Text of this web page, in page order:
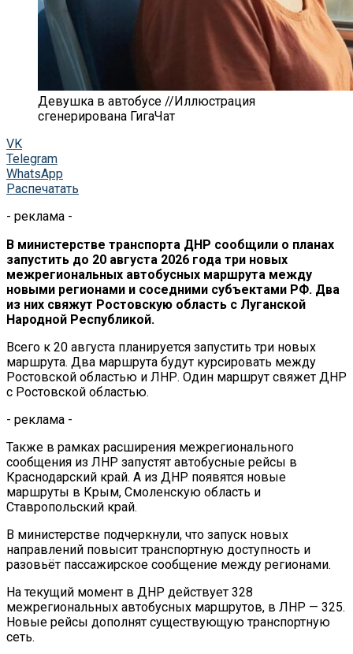
Девушка в автобусе //Иллюстрация
сгенерирована ГигаЧат
VK
Telegram
WhatsApp
Распечатать
- реклама -
В министерстве транспорта ДНР сообщили о планах
запустить до 20 августа 2026 года три новых
межрегиональных автобусных маршрута между
новыми регионами и соседними субъектами РФ. Два
из них свяжут Ростовскую область с Луганской
Народной Республикой.
Всего к 20 августа планируется запустить три новых
маршрута. Два маршрута будут курсировать между
Ростовской областью и ЛНР. Один маршрут свяжет ДНР
с Ростовской областью.
- реклама -
Также в рамках расширения межрегионального
сообщения из ЛНР запустят автобусные рейсы в
Краснодарский край. А из ДНР появятся новые
маршруты в Крым, Смоленскую область и
Ставропольский край.
В министерстве подчеркнули, что запуск новых
направлений повысит транспортную доступность и
разовьёт пассажирское сообщение между регионами.
На текущий момент в ДНР действует 328
межрегиональных автобусных маршрутов, в ЛНР — 325.
Новые рейсы дополнят существующую транспортную
сеть.